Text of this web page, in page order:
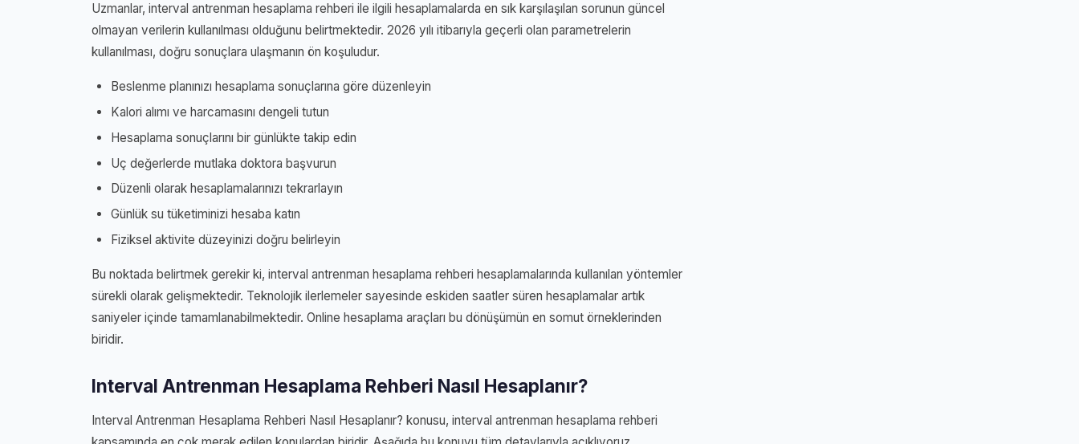
Uzmanlar, interval antrenman hesaplama rehberi ile ilgili hesaplamalarda en sık karşılaşılan sorunun güncel
olmayan verilerin kullanılması olduğunu belirtmektedir. 2026 yılı itibarıyla geçerli olan parametrelerin
kullanılması, doğru sonuçlara ulaşmanın ön koşuludur.
Beslenme planınızı hesaplama sonuçlarına göre düzenleyin
Kalori alımı ve harcamasını dengeli tutun
Hesaplama sonuçlarını bir günlükte takip edin
Uç değerlerde mutlaka doktora başvurun
Düzenli olarak hesaplamalarınızı tekrarlayın
Günlük su tüketiminizi hesaba katın
Fiziksel aktivite düzeyinizi doğru belirleyin
Bu noktada belirtmek gerekir ki, interval antrenman hesaplama rehberi hesaplamalarında kullanılan yöntemler
sürekli olarak gelişmektedir. Teknolojik ilerlemeler sayesinde eskiden saatler süren hesaplamalar artık
saniyeler içinde tamamlanabilmektedir. Online hesaplama araçları bu dönüşümün en somut örneklerinden
biridir.
Interval Antrenman Hesaplama Rehberi Nasıl Hesaplanır?
Interval Antrenman Hesaplama Rehberi Nasıl Hesaplanır? konusu, interval antrenman hesaplama rehberi